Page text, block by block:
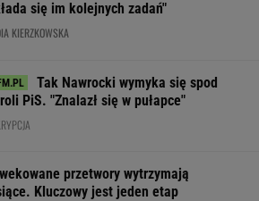
się im kolejnych zadań"
KIERZKOWSKA
Tak Nawrocki wymyka się spod
PiS. "Znalazł się w pułapce"
przetwory wytrzymają
Kluczowy jest jeden etap